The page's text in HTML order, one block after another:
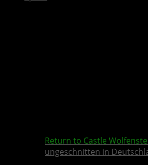
Return to Castle
ungeschnitten in